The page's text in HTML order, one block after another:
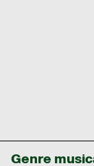
Genre